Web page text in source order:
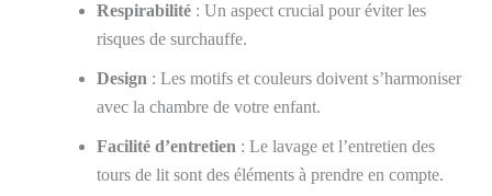
Respirabilité : Un aspect crucial pour éviter les
risques de surchauffe.
Design : Les motifs et couleurs doivent s’harmoniser
avec la chambre de votre enfant.
Facilité d’entretien : Le lavage et l’entretien des
tours de lit sont des éléments à prendre en compte.